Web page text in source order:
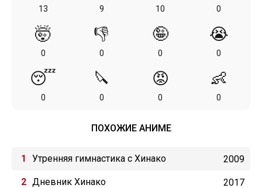
13 9 10 0
🤯
0
👎
0
🤪
0
😭
0
😴
0
🔪
0
😡
0
👶
0
ПОХОЖИЕ АНИМЕ
Утренняя гимнастика с Хинако 2009
Дневник Хинако 2017